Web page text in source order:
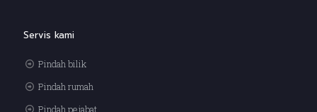
Servis kami
Pindah bilik
Pindah rumah
Pindah pejabat